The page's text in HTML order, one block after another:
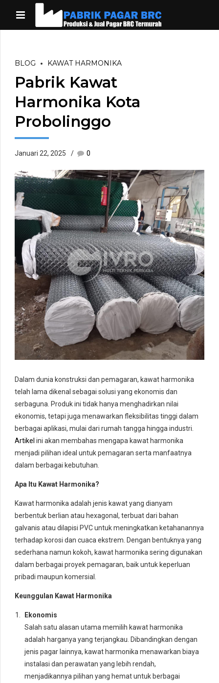
BLOG KAWAT HARMONIKA
Pabrik Kawat
Harmonika Kota
Probolinggo
Januari 22, 2025 0
Dalam dunia konstruksi dan pemagaran, kawat harmonika
telah lama dikenal sebagai solusi yang ekonomis dan
serbaguna. Produk ini tidak hanya menghadirkan nilai
ekonomis, tetapi juga menawarkan fleksibilitas tinggi dalam
berbagai aplikasi, mulai dari rumah tangga hingga industri.
Artikel ini akan membahas mengapa kawat harmonika
menjadi pilihan ideal untuk pemagaran serta manfaatnya
dalam berbagai kebutuhan.
Apa Itu Kawat Harmonika?
Kawat harmonika adalah jenis kawat yang dianyam
berbentuk berlian atau hexagonal, terbuat dari bahan
galvanis atau dilapisi PVC untuk meningkatkan ketahanannya
terhadap korosi dan cuaca ekstrem. Dengan bentuknya yang
sederhana namun kokoh, kawat harmonika sering digunakan
dalam berbagai proyek pemagaran, baik untuk keperluan
pribadi maupun komersial.
Keunggulan Kawat Harmonika
Ekonomis
Salah satu alasan utama memilih kawat harmonika
adalah harganya yang terjangkau. Dibandingkan dengan
jenis pagar lainnya, kawat harmonika menawarkan biaya
instalasi dan perawatan yang lebih rendah,
menjadikannya pilihan yang hemat untuk berbagai